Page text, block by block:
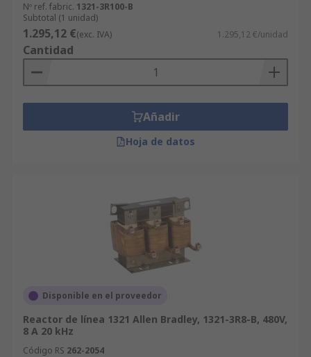
Nº ref. fabric. 1321-3R100-B
Subtotal (1 unidad)
1.295,12 €(exc. IVA) 1.295,12 €/unidad
Cantidad
Añadir
Hoja de datos
Disponible en el proveedor
Reactor de línea 1321 Allen Bradley, 1321-3R8-B, 480V,
8 A 20 kHz
Código RS 262-2054